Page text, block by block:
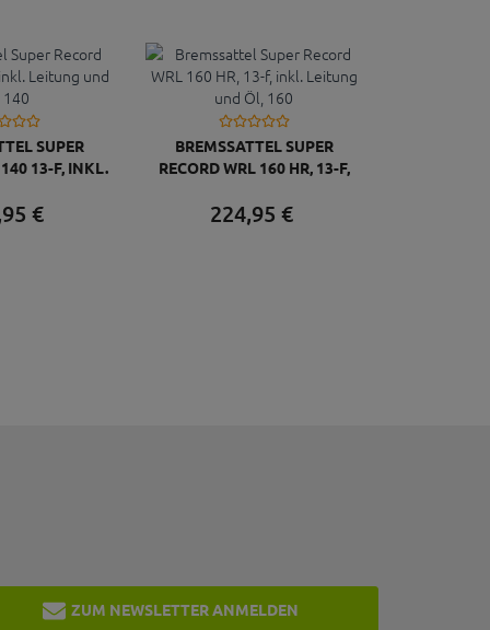
SUPER
13-F, INKL.
95 €
BREMSSATTEL SUPER
RECORD WRL 160 HR, 13-F,
224,95 €
ZUM NEWSLETTER ANMELDEN